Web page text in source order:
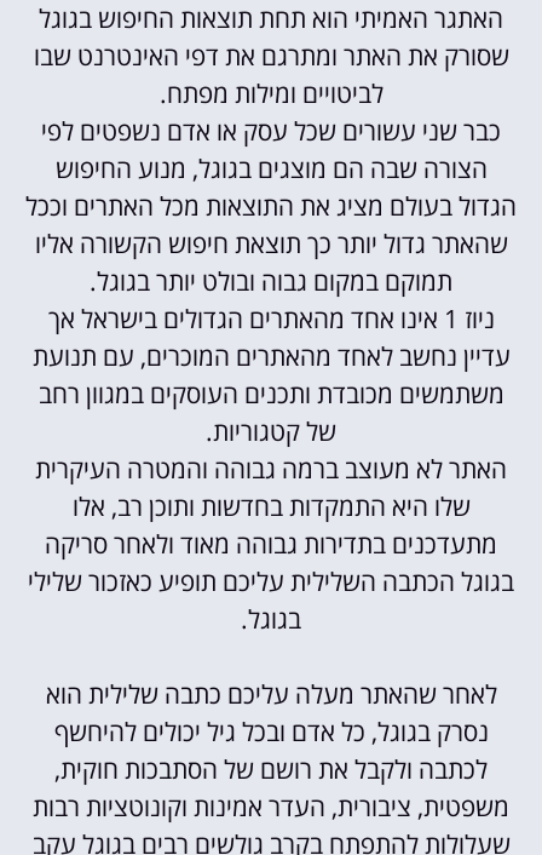
האתגר האמיתי הוא תחת תוצאות החיפוש בגוגל
שסורק את האתר ומתרגם את דפי האינטרנט שבו
לביטויים ומילות מפתח.
כבר שני עשורים שכל עסק או אדם נשפטים לפי
הצורה שבה הם מוצגים בגוגל, מנוע החיפוש
הגדול בעולם מציג את התוצאות מכל האתרים וככל
שהאתר גדול יותר כך תוצאת חיפוש הקשורה אליו
תמוקם במקום גבוה ובולט יותר בגוגל.
ניוז 1 אינו אחד מהאתרים הגדולים בישראל אך
עדיין נחשב לאחד מהאתרים המוכרים, עם תנועת
משתמשים מכובדת ותכנים העוסקים במגוון רחב
של קטגוריות.
האתר לא מעוצב ברמה גבוהה והמטרה העיקרית
שלו היא התמקדות בחדשות ותוכן רב, אלו
מתעדכנים בתדירות גבוהה מאוד ולאחר סריקה
בגוגל הכתבה השלילית עליכם תופיע כאזכור שלילי
בגוגל.
לאחר שהאתר מעלה עליכם כתבה שלילית הוא
נסרק בגוגל, כל אדם ובכל גיל יכולים להיחשף
לכתבה ולקבל את רושם של הסתבכות חוקית,
משפטית, ציבורית, העדר אמינות וקונוטציות רבות
שעלולות להתפתח בקרב גולשים רבים בגוגל עקב